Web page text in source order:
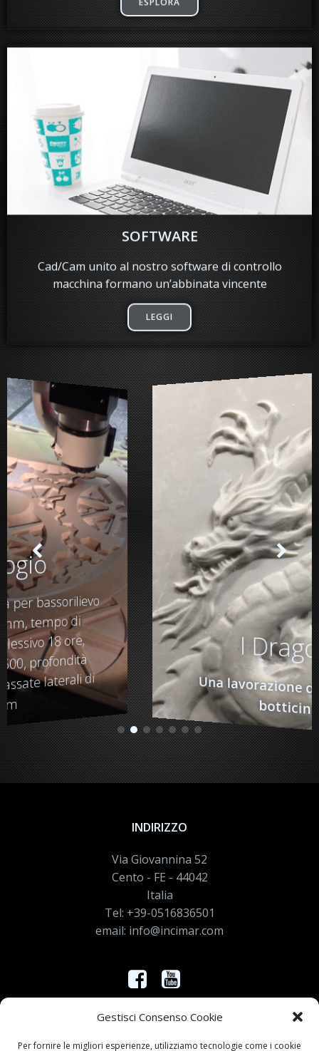
Gestisci Consenso Cookie
Per fornire le migliori esperienze, utilizziamo tecnologie come i cookie
SOFTWARE
Cad/Cam unito al nostro software di controllo
macchina formano un’abbinata vincente
LEGGI
I Dragoni
Una lavorazione di pregio su
botticino
INDIRIZZO
Via Giovannina 52
Cento - FE - 44042
Italia
Tel: +39-0516836501
email: info@incimar.com
Controlla nei nostri canali le novità